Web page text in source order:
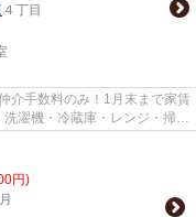
４丁目
手数料のみ！1月末まで家賃
濯機・冷蔵庫・レンジ・掃除
円)